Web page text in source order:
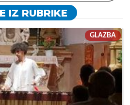
IZ RUBRIKE
GLAZBA